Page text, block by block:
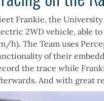
Frankie, the University
2WD vehicle, able
h). The Team uses
of their
the trace while
And with great